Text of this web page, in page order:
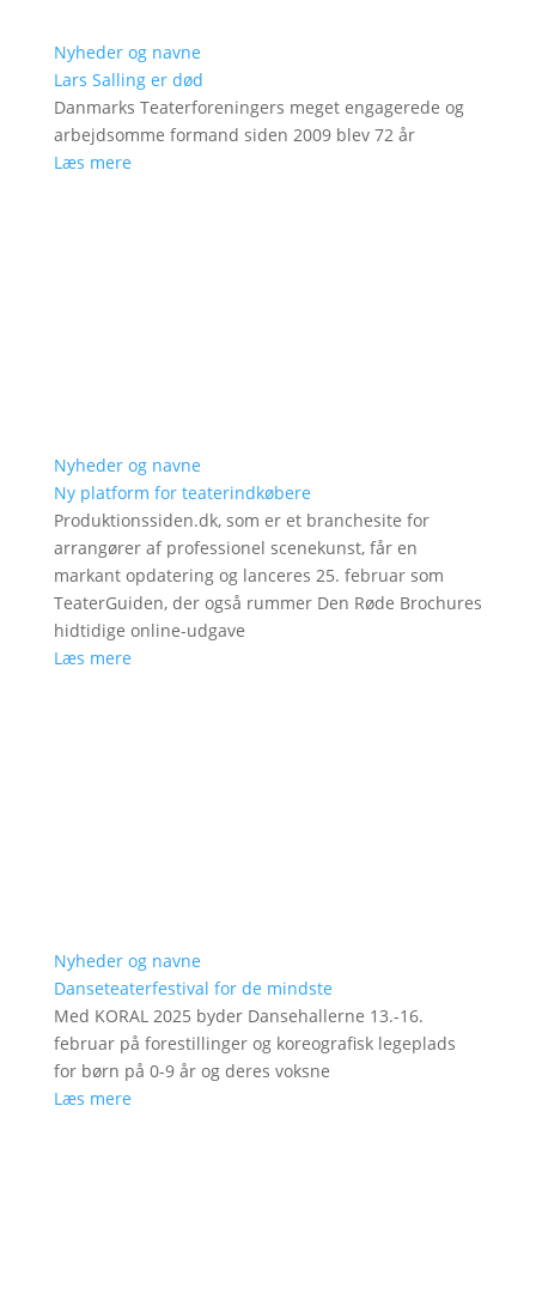
Nyheder og navne
Lars Salling er død
Danmarks Teaterforeningers meget engagerede og
arbejdsomme formand siden 2009 blev 72 år
Læs mere
Nyheder og navne
Ny platform for teaterindkøbere
Produktionssiden.dk, som er et branchesite for
arrangører af professionel scenekunst, får en
markant opdatering og lanceres 25. februar som
TeaterGuiden, der også rummer Den Røde Brochures
hidtidige online-udgave
Læs mere
Nyheder og navne
Danseteaterfestival for de mindste
Med KORAL 2025 byder Dansehallerne 13.-16.
februar på forestillinger og koreografisk legeplads
for børn på 0-9 år og deres voksne
Læs mere